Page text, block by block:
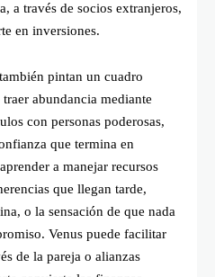
a través de socios extranjeros,
en inversiones.
pintan un cuadro
abundancia mediante
con personas poderosas,
que termina en
a manejar recursos
que llegan tarde,
o la sensación de que nada
Venus puede facilitar
de la pareja o alianzas